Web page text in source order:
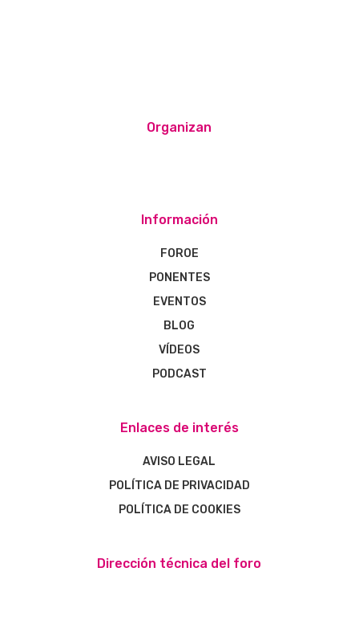
Organizan
Información
FOROE
PONENTES
EVENTOS
BLOG
VÍDEOS
PODCAST
Enlaces de interés
AVISO LEGAL
POLÍTICA DE PRIVACIDAD
POLÍTICA DE COOKIES
Dirección técnica del foro